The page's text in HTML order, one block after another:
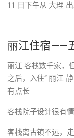
11 日下午从 大理
丽江住宿——
丽江 客栈数千家，
之后，入住“ 丽江
有点长
客栈院子设计很有
客栈离古镇不远，